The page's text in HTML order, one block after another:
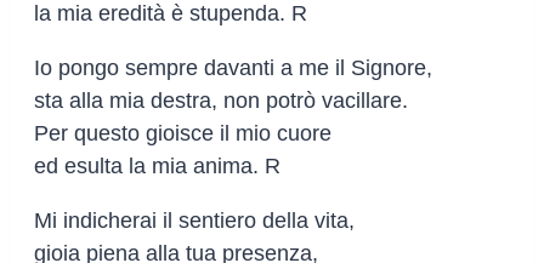
la mia eredità è stupenda. R
Io pongo sempre davanti a me il Signore,
sta alla mia destra, non potrò vacillare.
Per questo gioisce il mio cuore
ed esulta la mia anima. R
Mi indicherai il sentiero della vita,
gioia piena alla tua presenza,